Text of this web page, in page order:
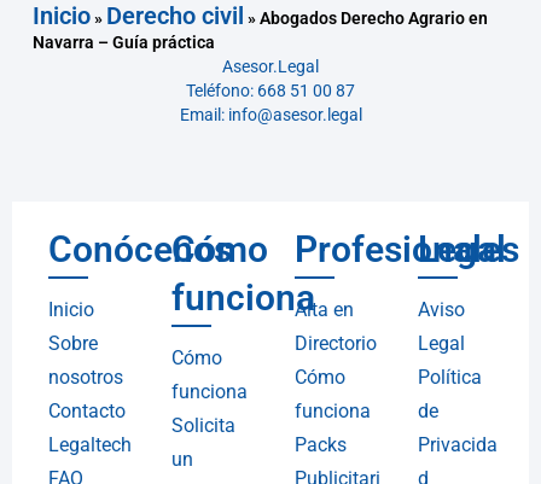
Inicio» Derecho civil »Abogados Derecho Agrario en
Navarra – Guía práctica
Asesor.Legal
Teléfono: 668 51 00 87
Email: info@asesor.legal
Conócenos
Inicio
Sobre
nosotros
Contacto
Legaltech
FAQ
Cómo
funciona
Cómo
funciona
Solicita
un
Profesionales
Alta en
Directorio
Cómo
funciona
Packs
Publicitari
Legal
Aviso
Legal
Política
de
Privacida
d